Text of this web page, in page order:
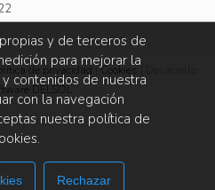
de privacidad|Cookies| Desarrollo
DELSOL
y de terceros de
para mejorar la
contenidos de nuestra
con la navegación
nuestra política de
Rechazar